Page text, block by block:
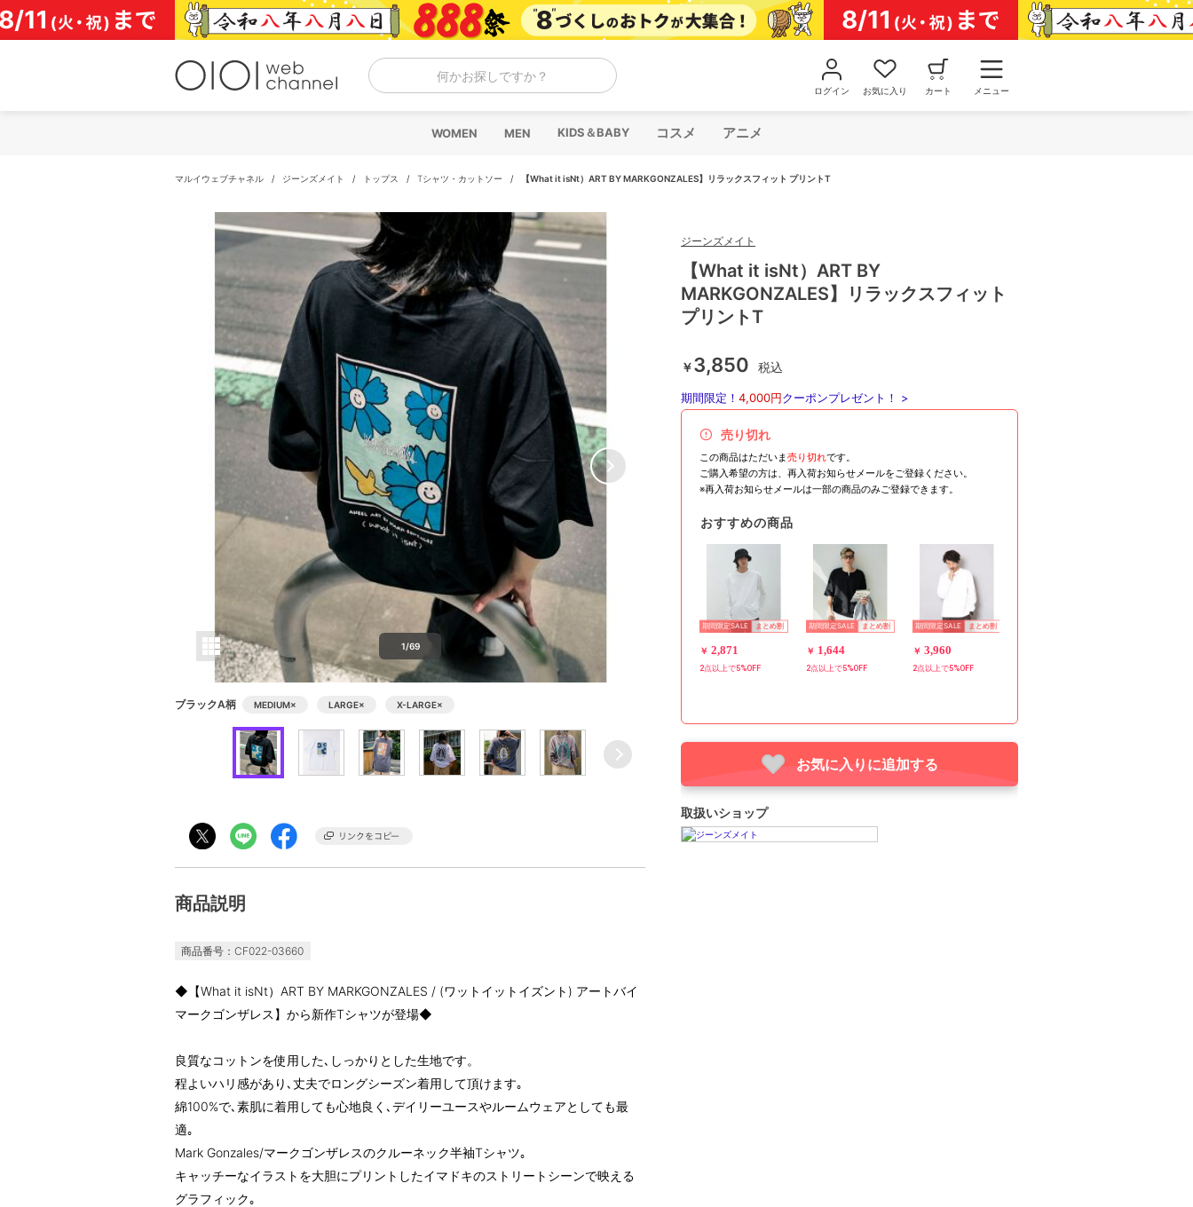
コ
ン
テ
何かお探しですか？
ログイン お気に入り カート メニュー
WOMEN MEN KIDS＆BABY コスメ アニメ
マルイウェブチャネル / ジーンズメイト / トップス / Tシャツ・カットソー / 【What it isNt）ART BY MARKGONZALES】リラックスフィット プリントT
1/69
ブラックA柄 MEDIUM× LARGE× X-LARGE×
商品説明
商品番号：CF022-03660
◆【What it isNt）ART BY MARKGONZALES / (ワットイットイズント) アートバイ
マークゴンザレス】から新作Tシャツが登場◆
良質なコットンを使用した､しっかりとした生地です。
程よいハリ感があり､丈夫でロングシーズン着用して頂けます｡
綿100%で､素肌に着用しても心地良く､デイリーユースやルームウェアとしても最
適｡
Mark Gonzales/マークゴンザレスのクルーネック半袖Tシャツ｡
キャッチーなイラストを大胆にプリントしたイマドキのストリートシーンで映える
グラフィック｡
ジーンズメイト
【What it isNt）ART BY
MARKGONZALES】リラックスフィット
プリントT
￥3,850 税込
期間限定！ 4,000円クーポンプレゼント！ >
売り切れ
この商品はただいま売り切れです。
ご購入希望の方は、再入荷お知らせメールをご登録ください。
※再入荷お知らせメールは一部の商品のみご登録できます。
おすすめの商品
期間限定SALE まとめ割
￥ 2,871
2点以上で5%OFF
期間限定SALE まとめ割
￥ 1,644
2点以上で5%OFF
期間限定SALE まとめ割
￥ 3,960
2点以上で5%OFF
お気に入りに追加する
取扱いショップ